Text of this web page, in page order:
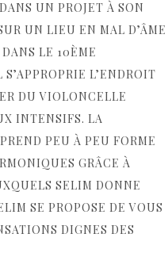
UN PROJET À SON
UN LIEU EN MAL D’ÂME
LE 10ÈME
L’ENDROIT
DU VIOLONCELLE
INTENSIFS. LA
PEU À PEU FORME
GRÂCE À
SELIM DONNE
SE PROPOSE DE VOUS
DIGNES DES